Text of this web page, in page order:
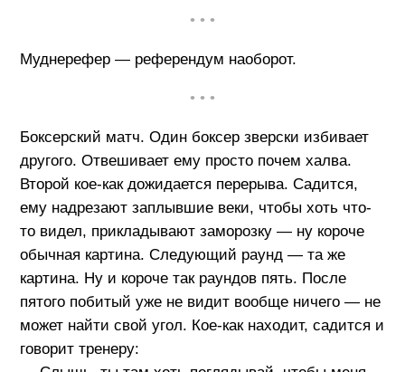
• • •
Муднерефер — референдум наоборот.
• • •
Боксерский матч. Один боксер зверски избивает
другого. Отвешивает ему просто почем халва.
Второй кое-как дожидается перерыва. Садится,
ему надрезают заплывшие веки, чтобы хоть что-
то видел, прикладывают заморозку — ну короче
обычная картина. Следующий раунд — та же
картина. Ну и короче так раундов пять. После
пятого побитый уже не видит вообще ничего — не
может найти свой угол. Кое-как находит, садится и
говорит тренеру: